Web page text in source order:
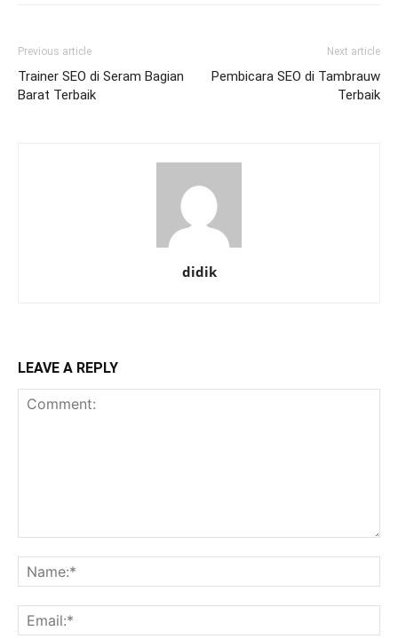
Previous article
Trainer SEO di Seram Bagian
Barat Terbaik
Next article
Pembicara SEO di Tambrauw
Terbaik
didik
LEAVE A REPLY